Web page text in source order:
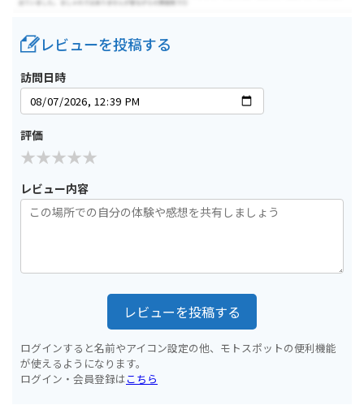
レビューを投稿する
訪問日時
評価
レビュー内容
レビューを投稿する
ログインすると名前やアイコン設定の他、モトスポットの便利機能
が使えるようになります。
ログイン・会員登録はこちら